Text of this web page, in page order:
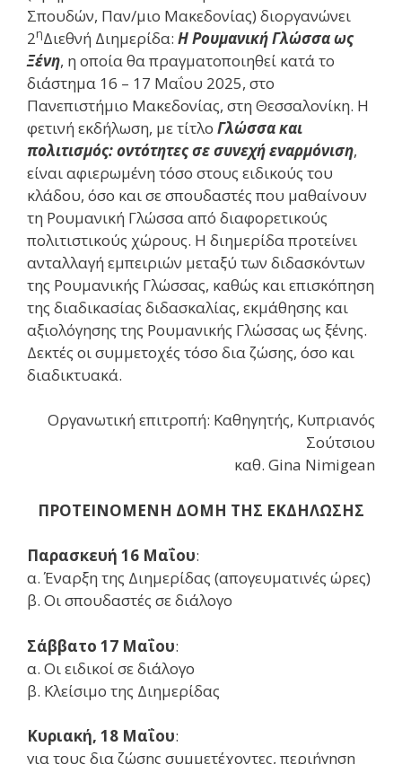
Σπουδών, Παν/μιο Μακεδονίας) διοργανώνει
2ηΔιεθνή Διημερίδα: Η Ρουμανική Γλώσσαως
Ξένη, η οποία θα πραγματοποιηθεί κατά το
διάστημα 16 – 17 Μαΐου 2025, στο
Πανεπιστήμιο Μακεδονίας, στη Θεσσαλονίκη. Η
φετινή εκδήλωση, με τίτλο Γλώσσα και
πολιτισμός: οντότητες σε συνεχή εναρμόνιση,
είναι αφιερωμένη τόσο στους ειδικούς του
κλάδου, όσο και σε σπουδαστές που μαθαίνουν
τη Ρουμανική Γλώσσα από διαφορετικούς
πολιτιστικούς χώρους. Η διημερίδα προτείνει
ανταλλαγή εμπειριών μεταξύ των διδασκόντων
της Ρουμανικής Γλώσσας, καθώς και επισκόπηση
της διαδικασίας διδασκαλίας, εκμάθησης και
αξιολόγησης της Ρουμανικής Γλώσσας ως ξένης.
Δεκτές οι συμμετοχές τόσο δια ζώσης, όσο και
διαδικτυακά.
Οργανωτική επιτροπή: Καθηγητής, Κυπριανός
Σούτσιου
καθ. Gina Nimigean
ΠΡΟΤΕΙΝΟΜΕΝΗ ΔΟΜΗ ΤΗΣ ΕΚΔΗΛΩΣΗΣ
Παρασκευή 16 Μαΐου:
α. Έναρξη της Διημερίδας (απογευματινές ώρες)
β. Οι σπουδαστές σε διάλογο
Σάββατο 17 Μαΐου:
α. Οι ειδικοί σε διάλογο
β. Κλείσιμο της Διημερίδας
Κυριακή, 18 Μαΐου:
για τους δια ζώσης συμμετέχοντες, περιήγηση